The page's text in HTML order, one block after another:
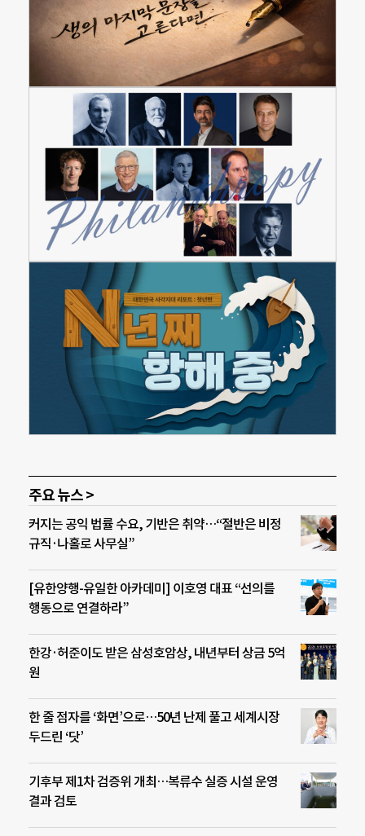
주요 뉴스 >
커지는 공익 법률 수요, 기반은 취약…“절반은 비정
규직·나홀로 사무실”
[유한양행-유일한 아카데미] 이호영 대표 “선의를
행동으로 연결하라”
한강·허준이도 받은 삼성호암상, 내년부터 상금 5억
원
한 줄 점자를 ‘화면’으로…50년 난제 풀고 세계시장
두드린 ‘닷’
기후부 제1차 검증위 개최…복류수 실증 시설 운영
결과 검토